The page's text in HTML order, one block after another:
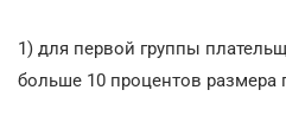
1) для первой группы
больше 10 процентов